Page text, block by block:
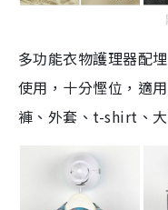
多功能衣物護理器配
使用，十分慳位，適
褲、外套、 t-shirt 、